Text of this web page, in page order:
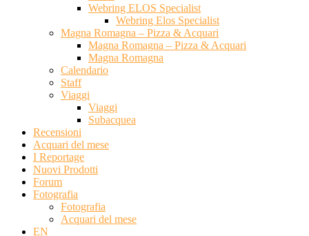
Webring ELOS Specialist
Webring Elos Specialist
Magna Romagna – Pizza & Acquari
Magna Romagna – Pizza & Acquari
Magna Romagna
Calendario
Staff
Viaggi
Viaggi
Subacquea
Recensioni
Acquari del mese
I Reportage
Nuovi Prodotti
Forum
Fotografia
Fotografia
Acquari del mese
EN